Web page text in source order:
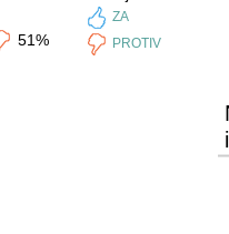
51%
ZA
PROTIV